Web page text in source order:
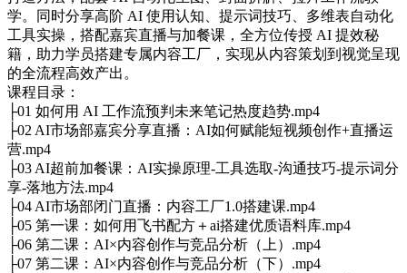
学。同时分享高阶 AI 使用认知、提示词技巧、多维表自动化
工具实操，搭配嘉宾直播与加餐课，全方位传授 AI 提效秘
籍，助力学员搭建专属内容工厂，实现从内容策划到视觉呈现
的全流程高效产出。
课程目录：
├01 如何用 AI 工作流预判未来笔记热度趋势.mp4
├02 AI市场部嘉宾分享直播：AI如何赋能短视频创作+直播运
营.mp4
├03 AI超前加餐课：AI实操原理-工具选取-沟通技巧-提示词分
享-落地方法.mp4
├04 AI市场部闭门直播：内容工厂1.0搭建课.mp4
├05 第一课：如何用飞书配方＋ai搭建优质语料库.mp4
├06 第二课：AI×内容创作与竞品分析（上）.mp4
├07 第二课：AI×内容创作与竞品分析（下）.mp4